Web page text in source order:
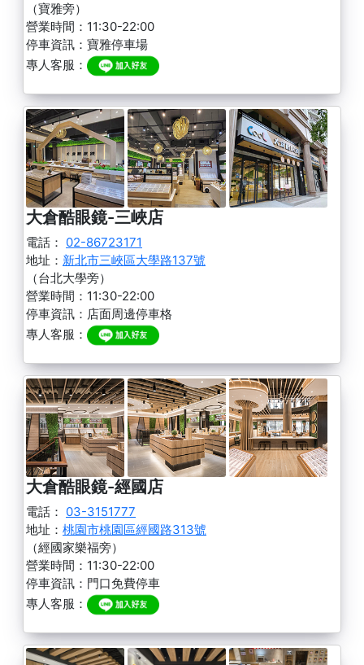
（寶雅旁）
營業時間：11:30-22:00
停車資訊：寶雅停車場
專人客服：
大倉酷眼鏡-三峽店
電話： 02-86723171
地址： 新北市三峽區大學路137號
（台北大學旁）
營業時間：11:30-22:00
停車資訊：店面周邊停車格
專人客服：
大倉酷眼鏡-經國店
電話： 03-3151777
地址： 桃園市桃園區經國路313號
（經國家樂福旁）
營業時間：11:30-22:00
停車資訊：門口免費停車
專人客服：